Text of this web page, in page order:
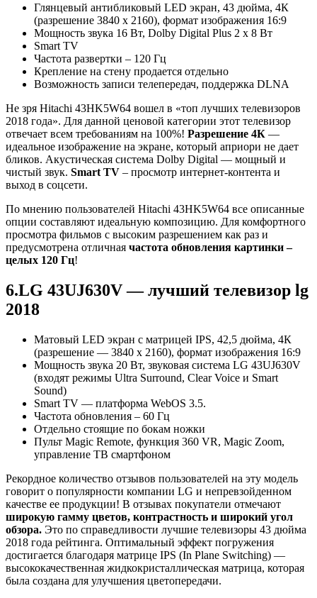
Глянцевый антибликовый LED экран, 43 дюйма, 4К
(разрешение 3840 x 2160), формат изображения 16:9
Мощность звука 16 Вт, Dolby Digital Plus 2 x 8 Вт
Smart TV
Частота развертки – 120 Гц
Крепление на стену продается отдельно
Возможность записи телепередач, поддержка DLNA
Не зря Hitachi 43HK5W64 вошел в «топ лучших телевизоров
2018 года». Для данной ценовой категории этот телевизор
отвечает всем требованиям на 100%! Разрешение 4К —
идеальное изображение на экране, который априори не дает
бликов. Акустическая система Dolby Digital — мощный и
чистый звук. Smart TV – просмотр интернет-контента и
выход в соцсети.
По мнению пользователей Hitachi 43HK5W64 все описанные
опции составляют идеальную композицию. Для комфортного
просмотра фильмов с высоким разрешением как раз и
предусмотрена отличная частота обновления картинки –
целых 120 Гц!
6.LG 43UJ630V — лучший телевизор lg
2018
Матовый LED экран c матрицей IPS, 42,5 дюйма, 4К
(разрешение — 3840 x 2160), формат изображения 16:9
Мощность звука 20 Вт, звуковая система LG 43UJ630V
(входят режимы Ultra Surround, Clear Voice и Smart
Sound)
Smart TV — платформа WebOS 3.5.
Частота обновления – 60 Гц
Отдельно стоящие по бокам ножки
Пульт Magic Remote, функция 360 VR, Magic Zoom,
управление ТВ смартфоном
Рекордное количество отзывов пользователей на эту модель
говорит о популярности компании LG и непревзойденном
качестве ее продукции! В отзывах покупатели отмечают
широкую гамму цветов, контрастность и широкий угол
обзора. Это по справедливости лучшие телевизоры 43 дюйма
2018 года рейтинга. Оптимальный эффект погружения
достигается благодаря матрице IPS (In Plane Switching) —
высококачественная жидкокристаллическая матрица, которая
была создана для улучшения цветопередачи.